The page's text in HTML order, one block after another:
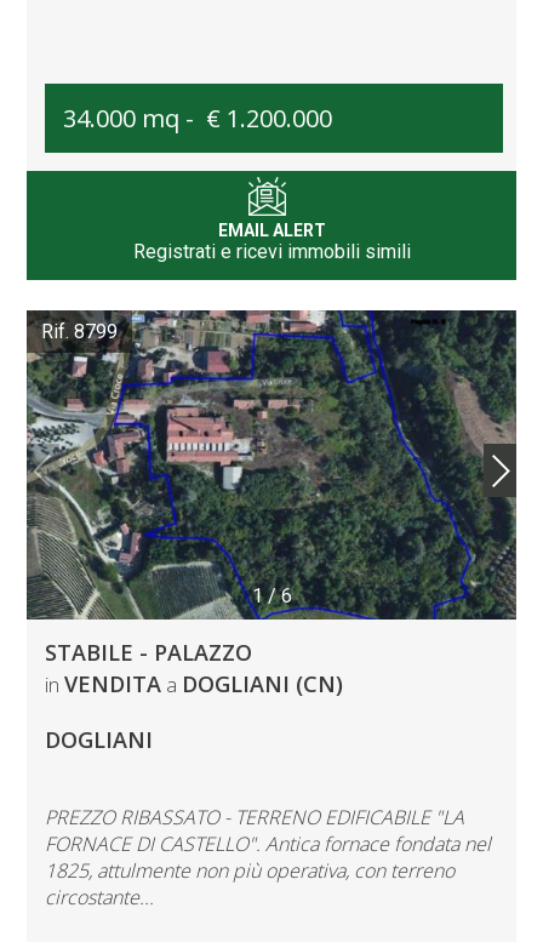
34.000 mq - € 1.200.000
EMAIL ALERT
Registrati e ricevi immobili simili
1/6
Rif. 8799
STABILE - PALAZZO
in VENDITAa DOGLIANI (CN)
DOGLIANI
PREZZO RIBASSATO - TERRENO EDIFICABILE "LA
FORNACE DI CASTELLO". Antica fornace fondata nel
1825, attulmente non più operativa, con terreno
circostante...